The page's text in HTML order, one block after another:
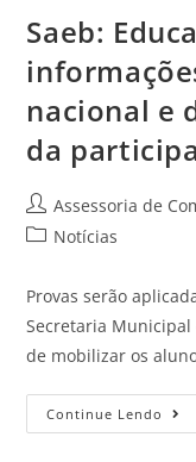
Saeb:
nacional e
da
Assessoria de
Notícias
Provas serão
Secretaria Municipal
de mobilizar os
Continue Lendo